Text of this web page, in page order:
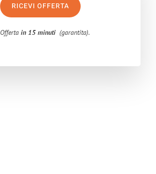
RICEVI OFFERTA
Offertain 15 minuti (garantita).